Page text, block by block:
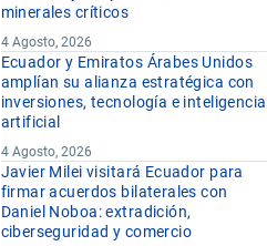
minerales críticos
4 Agosto, 2026
Ecuador y Emiratos Árabes Unidos
amplían su alianza estratégica con
inversiones, tecnología e inteligencia
artificial
4 Agosto, 2026
Javier Milei visitará Ecuador para
firmar acuerdos bilaterales con
Daniel Noboa: extradición,
ciberseguridad y comercio